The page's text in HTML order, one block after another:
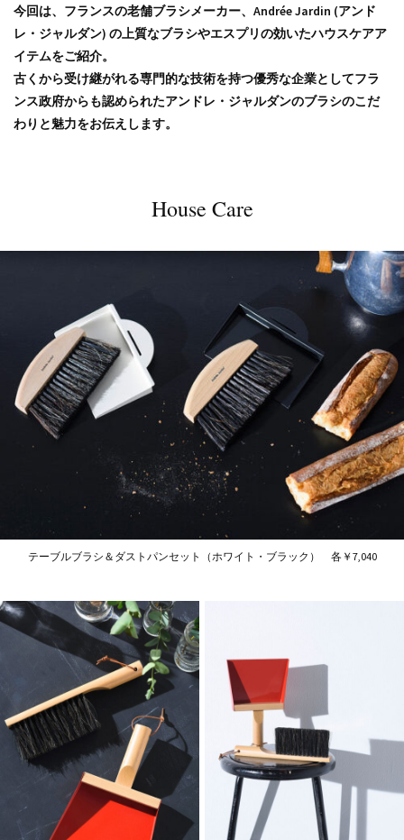
今回は、フランスの老舗ブラシメーカー、Andrée Jardin (アンド
レ・ジャルダン) の上質なブラシやエスプリの効いたハウスケアア
イテムをご紹介。
古くから受け継がれる専門的な技術を持つ優秀な企業としてフラ
ンス政府からも認められたアンドレ・ジャルダンのブラシのこだ
わりと魅力をお伝えします。
House Care
テーブルブラシ＆ダストパンセット（ホワイト・ブラック） 各￥7,040